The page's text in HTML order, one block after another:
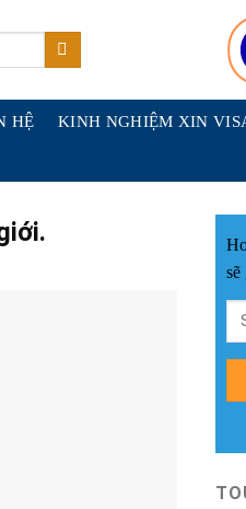
HỆ KINH NGHIỆM XIN
sẽ